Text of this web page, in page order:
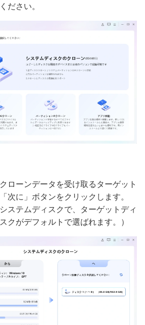
ださい。
ローンデータを受け取るターゲット
次に」ボタンをクリックします。
ステムディスクで、ターゲットディ
クがデフォルトで選ばれます。）